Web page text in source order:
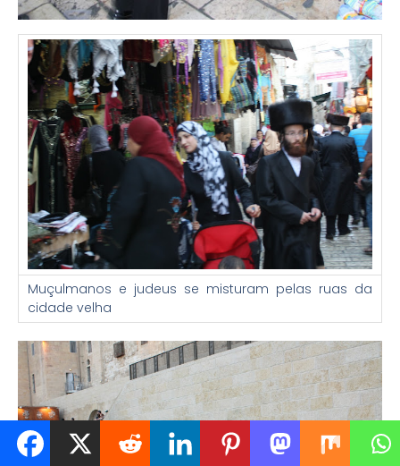
Muçulmanos e judeus se misturam pelas ruas da
cidade velha